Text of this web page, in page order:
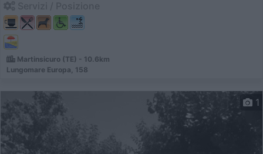
Martinsicuro (TE) - 10.6km
Lungomare Europa, 158
1